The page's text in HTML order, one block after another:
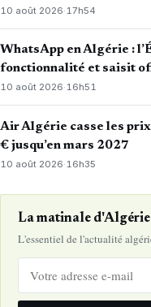
10 août 2026·17h54
WhatsApp en Algérie :
fonctionnalité et saisit
10 août 2026·16h51
Air Algérie casse les
€ jusqu’en mars 2027
10 août 2026· 16h35
La matinale d'Algérie
L'essentiel de l'actualité